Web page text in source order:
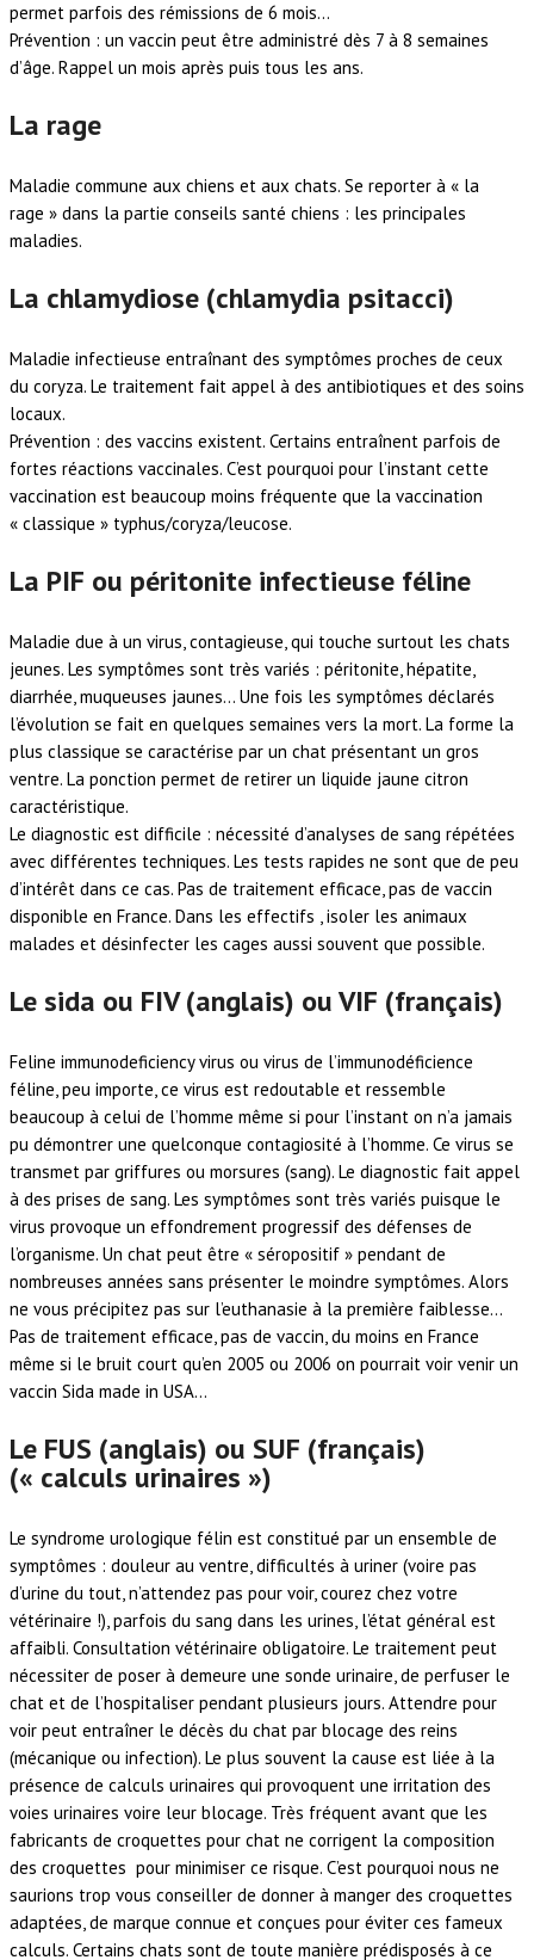
permet parfois des rémissions de 6 mois…
Prévention : un vaccin peut être administré dès 7 à 8 semaines
d’âge. Rappel un mois après puis tous les ans.
La rage
Maladie commune aux chiens et aux chats. Se reporter à « la
rage » dans la partie conseils santé chiens : les principales
maladies.
La chlamydiose (chlamydia psitacci)
Maladie infectieuse entraînant des symptômes proches de ceux
du coryza. Le traitement fait appel à des antibiotiques et des soins
locaux.
Prévention : des vaccins existent. Certains entraînent parfois de
fortes réactions vaccinales. C’est pourquoi pour l’instant cette
vaccination est beaucoup moins fréquente que la vaccination
« classique » typhus/coryza/leucose.
La PIF ou péritonite infectieuse féline
Maladie due à un virus, contagieuse, qui touche surtout les chats
jeunes. Les symptômes sont très variés : péritonite, hépatite,
diarrhée, muqueuses jaunes… Une fois les symptômes déclarés
l’évolution se fait en quelques semaines vers la mort. La forme la
plus classique se caractérise par un chat présentant un gros
ventre. La ponction permet de retirer un liquide jaune citron
caractéristique.
Le diagnostic est difficile : nécessité d’analyses de sang répétées
avec différentes techniques. Les tests rapides ne sont que de peu
d’intérêt dans ce cas. Pas de traitement efficace, pas de vaccin
disponible en France. Dans les effectifs , isoler les animaux
malades et désinfecter les cages aussi souvent que possible.
Le sida ou FIV (anglais) ou VIF (français)
Feline immunodeficiency virus ou virus de l’immunodéficience
féline, peu importe, ce virus est redoutable et ressemble
beaucoup à celui de l’homme même si pour l’instant on n’a jamais
pu démontrer une quelconque contagiosité à l’homme. Ce virus se
transmet par griffures ou morsures (sang). Le diagnostic fait appel
à des prises de sang. Les symptômes sont très variés puisque le
virus provoque un effondrement progressif des défenses de
l’organisme. Un chat peut être « séropositif » pendant de
nombreuses années sans présenter le moindre symptômes. Alors
ne vous précipitez pas sur l’euthanasie à la première faiblesse…
Pas de traitement efficace, pas de vaccin, du moins en France
même si le bruit court qu’en 2005 ou 2006 on pourrait voir venir un
vaccin Sida made in USA…
Le FUS (anglais) ou SUF (français)
(« calculs urinaires »)
Le syndrome urologique félin est constitué par un ensemble de
symptômes : douleur au ventre, difficultés à uriner (voire pas
d’urine du tout, n’attendez pas pour voir, courez chez votre
vétérinaire !), parfois du sang dans les urines, l’état général est
affaibli. Consultation vétérinaire obligatoire. Le traitement peut
nécessiter de poser à demeure une sonde urinaire, de perfuser le
chat et de l’hospitaliser pendant plusieurs jours. Attendre pour
voir peut entraîner le décès du chat par blocage des reins
(mécanique ou infection). Le plus souvent la cause est liée à la
présence de calculs urinaires qui provoquent une irritation des
voies urinaires voire leur blocage. Très fréquent avant que les
fabricants de croquettes pour chat ne corrigent la composition
des croquettes pour minimiser ce risque. C’est pourquoi nous ne
saurions trop vous conseiller de donner à manger des croquettes
adaptées, de marque connue et conçues pour éviter ces fameux
calculs. Certains chats sont de toute manière prédisposés à ce